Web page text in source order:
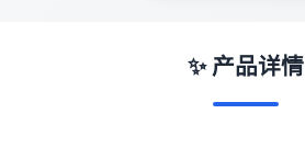
✨ 产品详情